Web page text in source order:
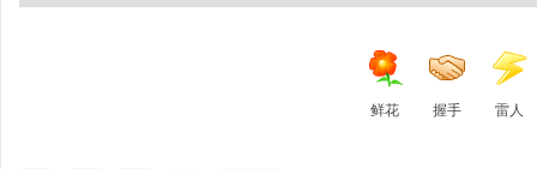
鲜花 握手 雷人